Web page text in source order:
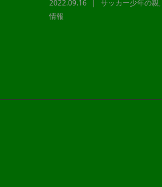
2022.09.16 サッカー少年の親,
情報